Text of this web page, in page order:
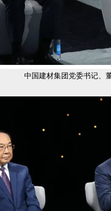
中国建材集团党委书记、